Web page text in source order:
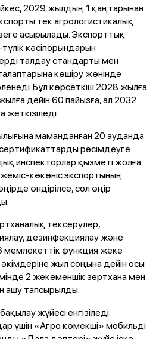
2029 жылдың 1 қаңтарынан
тек агрологистикалық
асырылады. Экспорттық
кәсіпорындарын
талдау стандарты мен
көшіру жөнінде
Бұл көрсеткіш 2028 жылға
дейін 60 пайызға, ал 2032
маманданған 20 ауданда
рәсімдеуге
инспекторлар қызметі жолға
көкөніс экспортының
өндірілсе, сол өңір
тексерулер,
дезинфекциялау және
мемлекеттік функция жеке
жыл соңына дейін осы
2 жекеменшік зертхана мен
ашу тапсырылды.
жүйесі енгізіледі.
үшін «Агро көмекші» мобильді